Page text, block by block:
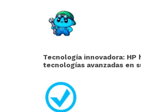
Tecnología innovadora:
tecnologías avanzadas en